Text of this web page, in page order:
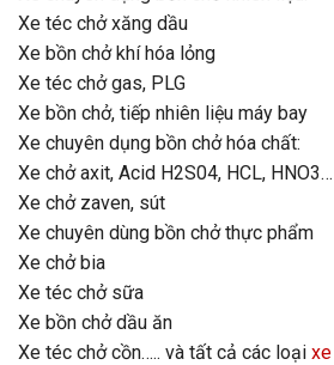
Xe téc chở xăng dầu
Xe bồn chở khí hóa lỏng
Xe téc chở gas, PLG
Xe bồn chở, tiếp nhiên liệu máy bay
Xe chuyên dụng bồn chở hóa chất:
Xe chở axit, Acid H2S04, HCL, HNO3…
Xe chở zaven, sút
Xe chuyên dùng bồn chở thực phẩm
Xe chở bia
Xe téc chở sữa
Xe bồn chở dầu ăn
Xe téc chở cồn….. và tất cả các loại